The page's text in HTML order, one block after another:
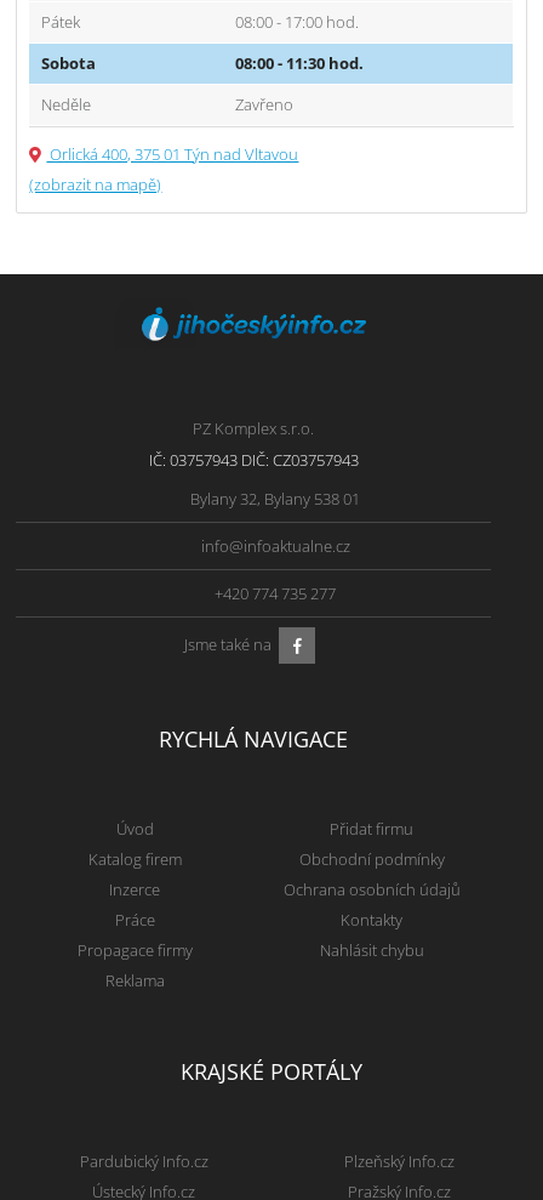
Pátek
08:00 - 17:00 hod.
Sobota
08:00 - 11:30 hod.
Neděle
Zavřeno
Orlická 400, 375 01 Týn nad Vltavou
(zobrazit na mapě)
PZ Komplex s.r.o.
IČ: 03757943 DIČ: CZ03757943
Bylany 32, Bylany 538 01
info@infoaktualne.cz
+420 774 735 277
Jsme také na
RYCHLÁ NAVIGACE
Úvod
Katalog firem
Inzerce
Práce
Propagace firmy
Reklama
Přidat firmu
Obchodní podmínky
Ochrana osobních údajů
Kontakty
Nahlásit chybu
KRAJSKÉ PORTÁLY
Pardubický Info.cz
Ústecký Info.cz
Plzeňský Info.cz
Pražský Info.cz